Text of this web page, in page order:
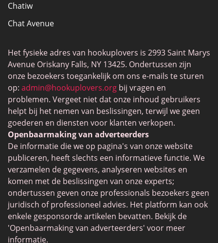
Chatiw
Chat Avenue
Flingster
BlackPeopleMeet
Wireclub
Feabie.com
Biggercity
Fap CEO
Shagle
Spdate
eHarmony
LGBT-daten
Dating-apps
Het fysieke adres van hookuplovers is 2993 Saint Marys
Avenue Oriskany Falls, NY 13425. Ondertussen zijn
onze bezoekers toegankelijk om ons e-mails te sturen
op: admin@hookuplovers.org bij vragen en
problemen. Vergeet niet dat onze inhoud gebruikers
helpt bij het nemen van beslissingen, terwijl we geen
goederen en diensten voor klanten verkopen.
Openbaarmaking van adverteerders
De informatie die we op pagina's van onze website
publiceren, heeft slechts een informatieve functie. We
verzamelen de gegevens, analyseren websites en
komen met de beslissingen van onze experts;
ondertussen geven onze professionals bezoekers geen
juridisch of professioneel advies. Het platform kan ook
enkele gesponsorde artikelen bevatten. Bekijk de
'Openbaarmaking van adverteerders' voor meer
informatie.